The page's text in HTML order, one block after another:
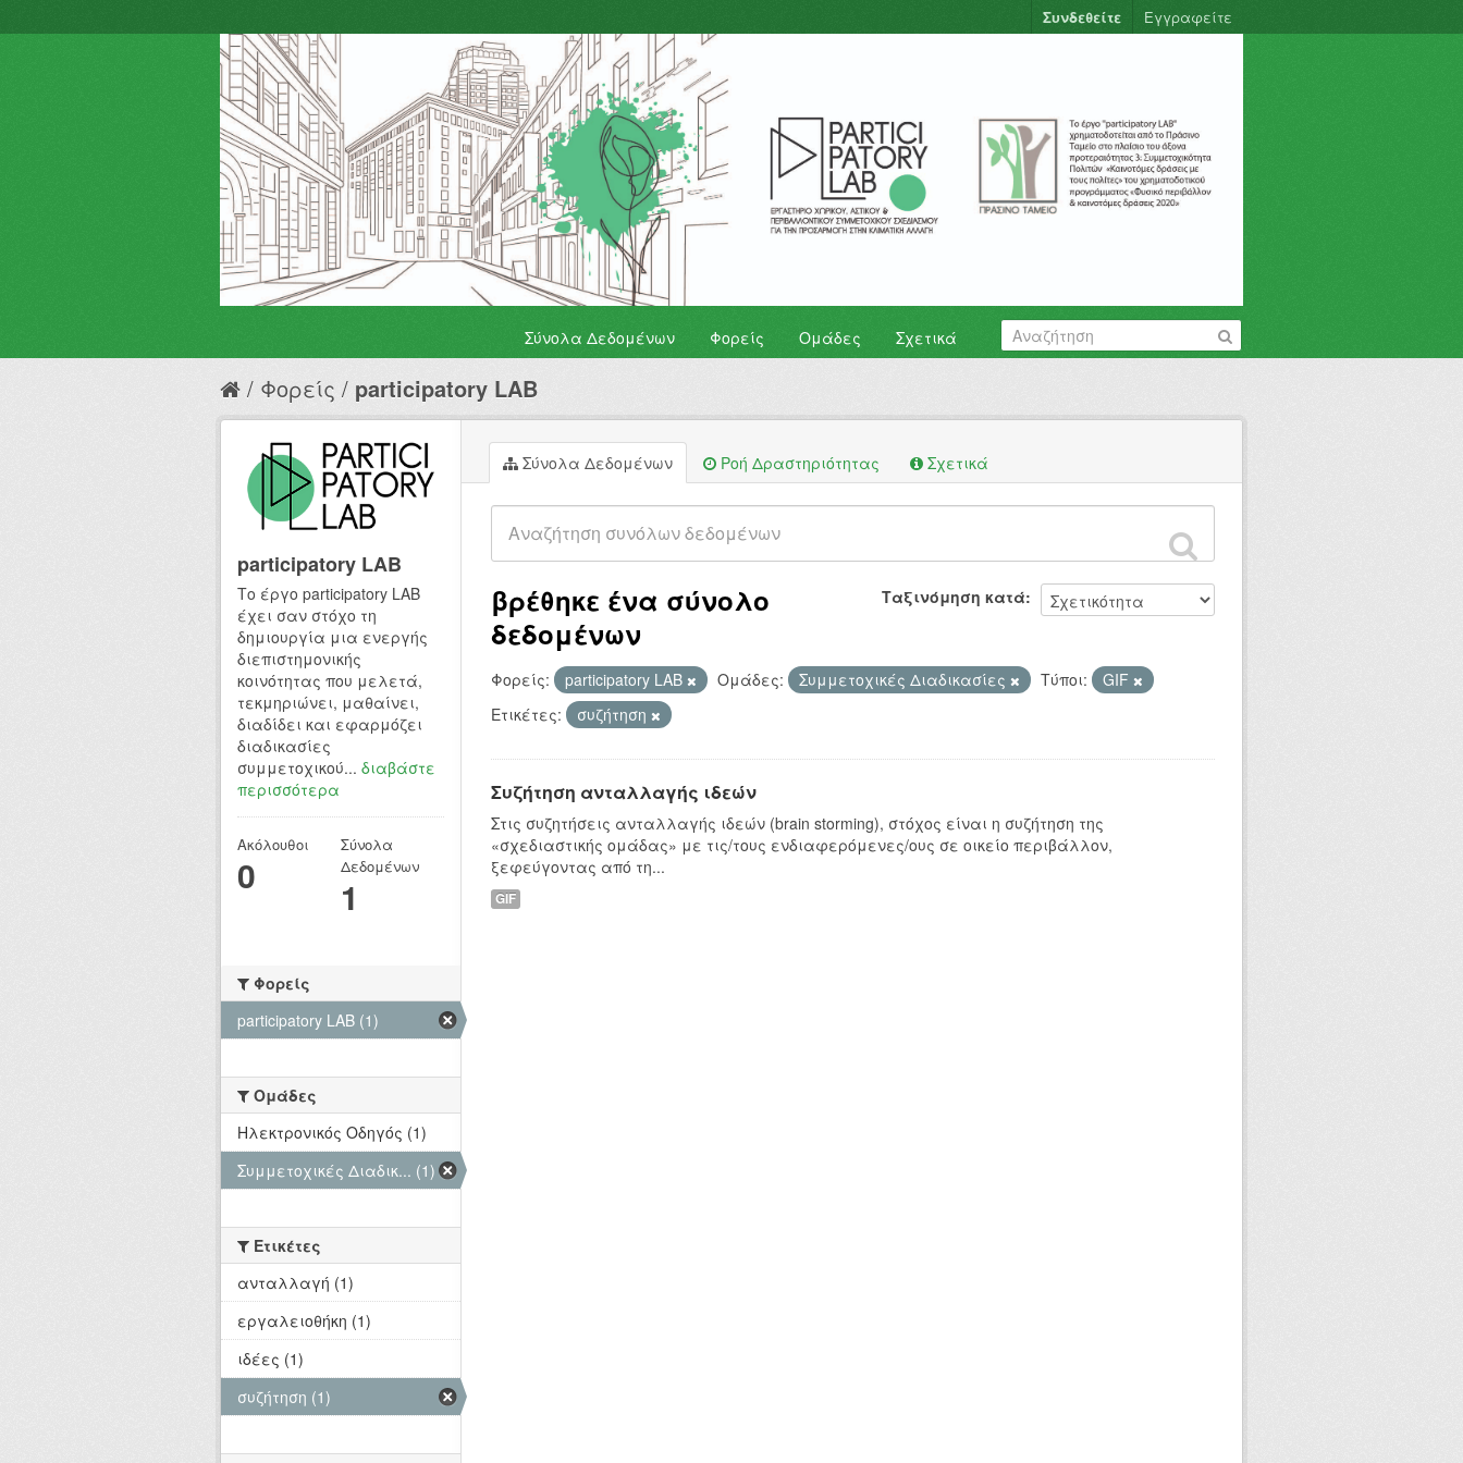
Συνδεθείτε Εγγραφείτε
Σύνολα Δεδομένων Φορείς Ομάδες Σχετικά
Φορείς participatory LAB
Σύνολα Δεδομένων Ροή Δραστηριότητας Σχετικά
Ταξινόμηση κατά
βρέθηκε ένα σύνολο
δεδομένων
Φορείς: participatory LAB Ομάδες: Συμμετοχικές Διαδικασίες Τύποι:
GIF
Ετικέτες:
συζήτηση
Συζήτηση ανταλλαγής ιδεών
Στις συζητήσεις ανταλλαγής ιδεών (brain storming), στόχος είναι η συζήτηση της
«σχεδιαστικής ομάδας» με τις/τους ενδιαφερόμενες/ους σε οικείο περιβάλλον,
ξεφεύγοντας από τη...
GIF
participatory LAB
Το έργο participatory LAB
έχει σαν στόχο τη
δημιουργία μια ενεργής
διεπιστημονικής
κοινότητας που μελετά,
τεκμηριώνει, μαθαίνει,
διαδίδει και εφαρμόζει
διαδικασίες
συμμετοχικού... διαβάστε
περισσότερα
Ακόλουθοι
0
Σύνολα
Δεδομένων
1
Φορείς
participatory LAB (1)
Ομάδες
Hλεκτρονικός Οδηγός (1)
Συμμετοχικές Διαδικ... (1)
Ετικέτες
ανταλλαγή (1)
εργαλειοθήκη (1)
ιδέες (1)
συζήτηση (1)